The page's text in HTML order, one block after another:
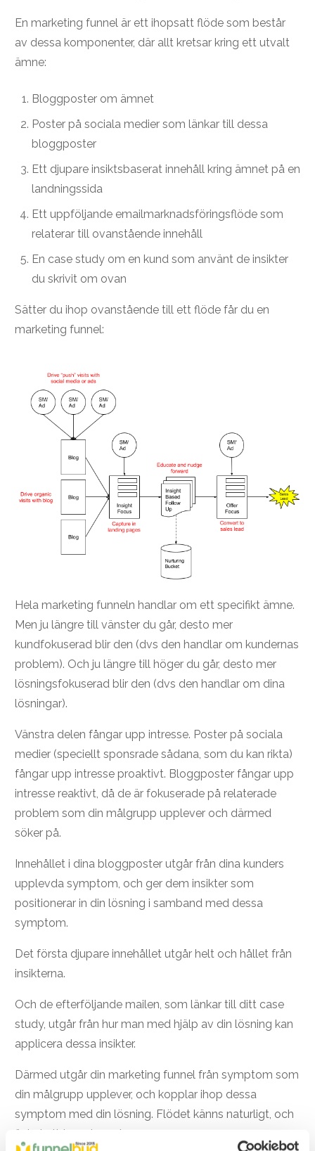
En marketing funnel är ett ihopsatt flöde som består
av dessa komponenter, där allt kretsar kring ett utvalt
ämne:
Bloggposter om ämnet
Poster på sociala medier som länkar till dessa
bloggposter
Ett djupare insiktsbaserat innehåll kring ämnet på en
landningssida
Ett uppföljande emailmarknadsföringsflöde som
relaterar till ovanstående innehåll
En case study om en kund som använt de insikter
du skrivit om ovan
Sätter du ihop ovanstående till ett flöde får du en
marketing funnel:
Hela marketing funneln handlar om ett specifikt ämne.
Men ju längre till vänster du går, desto mer
kundfokuserad blir den (dvs den handlar om kundernas
problem). Och ju längre till höger du går, desto mer
lösningsfokuserad blir den (dvs den handlar om dina
lösningar).
Vänstra delen fångar upp intresse. Poster på sociala
medier (speciellt sponsrade sådana, som du kan rikta)
fångar upp intresse proaktivt. Bloggposter fångar upp
intresse reaktivt, då de är fokuserade på relaterade
problem som din målgrupp upplever och därmed
söker på.
Innehållet i dina bloggposter utgår från dina kunders
upplevda symptom, och ger dem insikter som
positionerar in din lösning i samband med dessa
symptom.
Det första djupare innehållet utgår helt och hållet från
insikterna.
Och de efterföljande mailen, som länkar till ditt case
study, utgår från hur man med hjälp av din lösning kan
applicera dessa insikter.
Därmed utgår din marketing funnel från symptom som
din målgrupp upplever, och kopplar ihop dessa
symptom med din lösning. Flödet känns naturligt, och
är hela tiden relevant.